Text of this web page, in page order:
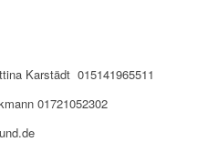
Karstädt 015141965511
01721052302